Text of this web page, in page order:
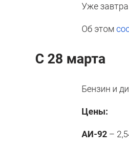
Уже
Об этом
С 28 марта
Бензин и
Цены:
АИ-92 –